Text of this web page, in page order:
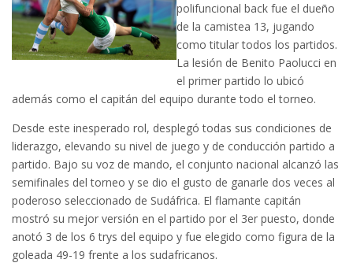
polifuncional back fue el dueño
de la camistea 13, jugando
como titular todos los partidos.
La lesión de Benito Paolucci en
el primer partido lo ubicó
además como el capitán del equipo durante todo el torneo.
Desde este inesperado rol, desplegó todas sus condiciones de
liderazgo, elevando su nivel de juego y de conducción partido a
partido. Bajo su voz de mando, el conjunto nacional alcanzó las
semifinales del torneo y se dio el gusto de ganarle dos veces al
poderoso seleccionado de Sudáfrica. El flamante capitán
mostró su mejor versión en el partido por el 3er puesto, donde
anotó 3 de los 6 trys del equipo y fue elegido como figura de la
goleada 49-19 frente a los sudafricanos.